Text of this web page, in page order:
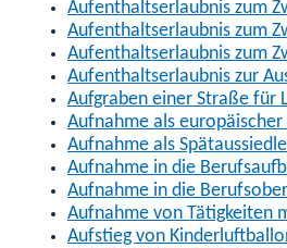
Aufenthaltserlaubnis zum
Aufenthaltserlaubnis zum
Aufenthaltserlaubnis zum
Aufenthaltserlaubnis zur
Aufgraben einer Straße für
Aufnahme als
Aufnahme als
Aufnahme in die
Aufnahme in die
Aufnahme von Tätigkeiten
Aufstieg von